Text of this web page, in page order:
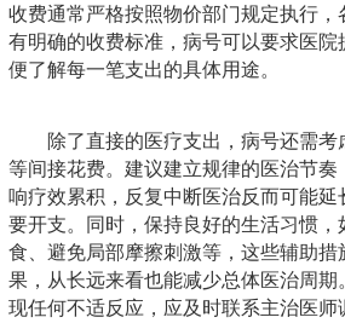
收费通常严格按照物价部门规定执行
有明确的收费标准，病号可以要求医院
便了解每一笔支出的具体用途。
除了直接的医疗支出，病号还需考
等间接花费。建议建立规律的医治节
响疗效累积，反复中断医治反而可能
要开支。同时，保持良好的生活习惯，
食、避免局部摩擦刺激等，这些辅助措
果，从长远来看也能减少总体医治周期
现任何不适反应，应及时联系主治医师